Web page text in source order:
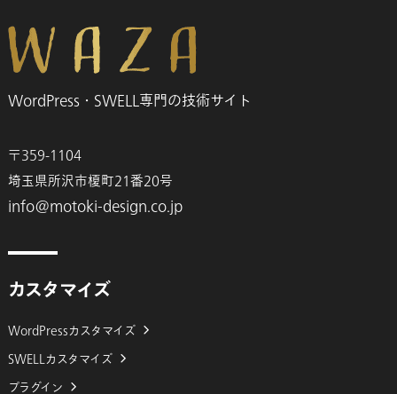
WordPress・SWELL専門の技術サイト
〒359-1104
埼玉県所沢市榎町21番20号
info@motoki-design.co.jp
カスタマイズ
WordPressカスタマイズ
SWELLカスタマイズ
プラグイン